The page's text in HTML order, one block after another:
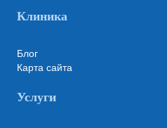
Клиника
Блог
Карта сайта
Услуги